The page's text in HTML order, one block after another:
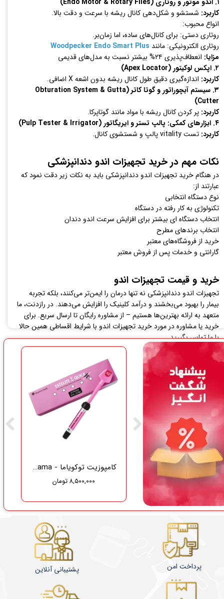
کاربرد: شستشو و شکل‌دهی کانال ریشه با سرعت و دقت بالا.
انواع محبوب:
روتاری دستی: برای کانال‌های ساده، اما زمان‌بر.
روتاری الکترونیکی: مانند Woodpecker Endo Smart Plus
مزایا: انعطاف‌پذیری ۲۴% بیشتر نسبت به مدل‌های قدیمی
۲. اپکس لوکیتور (Apex Locator)
کاربرد: اندازه‌گیری دقیق طول کانال ریشه بدون اشعه X اضافی.
۳. سیستم آبچوراتور و گوتا کاتر (Obturation System & Gutta
Cutter)
کاربرد: پر کردن کانال ریشه با مواد مانند گوتاپرکا.
۴. ابزارهای کمکی: پالپ تستر و ایریگاتور (Pulp Tester & Irrigator)
کاربرد: تست vitality پالپ و شستشوی کانال.
نکات مهم در خرید تجهیزات اندو دندانپزشکی
در هنگام خرید تجهیزات اندو دندانپزشکی باید به نکات زیر دقت نمود که
عبارتند از:
نوع دستگاه انتخابی
تکنولوژی به کار رفته در دستگاه
انتخاب دستگاه ای بیشتر برای افزایش سرعت اندو دندان
انتخاب برندهای مطرح
خرید از فروشگاه‌های معتبر
گارانتی و خدمات پس از فروش معتبر
خرید و قیمت تجهیزات اندو
تجهیزات اندو دندانپزشکی نه تنها درمان را ایمن‌تر می‌کنند، بلکه تجربه
بیمار را بهبود می‌بخشند و درآمد کلینیک را افزایش می‌دهند. در رازدنت، ما
متعهد به ارائه بهترین‌ها هستیم – از مشاوره رایگان تا ارسال سریع. برای
خرید یا مشاوره در مورد خرید تجهیزات اندو با شرایط اقساطی همین حالا
با ما تماس بگیرید.​​​​​​​
کامپوزیت توکویاما - Tokuyama
۸,۵۰۰,۰۰۰ تومان
گاز دندانپزشکی نفیس طب سلامت
۳۷۵,۰۰۰ تومان
پشتیبانی آنلاین پرداخت امن